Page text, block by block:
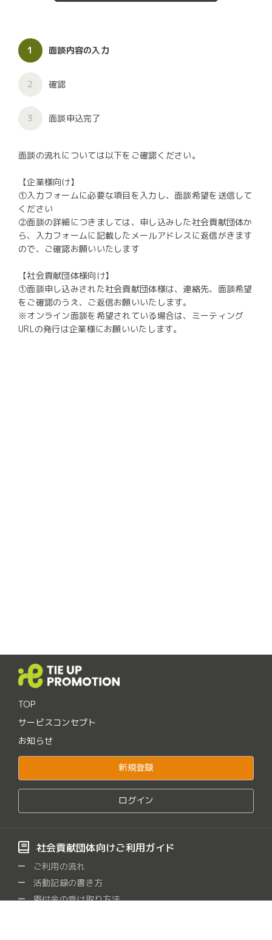
1 面談内容の入力
2 確認
3 面談申込完了
面談の流れについては以下をご確認ください。
【企業様向け】
①入力フォームに必要な項目を入力し、面談希望を送信して
ください
②面談の詳細につきましては、申し込みした社会貢献団体か
ら、入力フォームに記載したメールアドレスに返信がきます
ので、ご確認お願いいたします
【社会貢献団体様向け】
①面談申し込みされた社会貢献団体様は、連絡先、面談希望
をご確認のうえ、ご返信お願いいたします。
※オンライン面談を希望されている場合は、ミーティング
URLの発行は企業様にお願いいたします。
TOP
サービスコンセプト
お知らせ
新規登録
ログイン
社会貢献団体向けご利用ガイド
ご利用の流れ
活動記録の書き方
寄付金の受け取り方法